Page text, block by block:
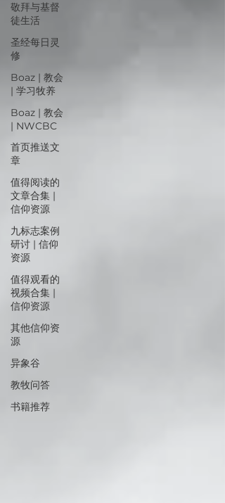
敬拜与基督
徒生活
圣经每日灵
修
Boaz | 教会
| 学习牧养
Boaz | 教会
| NWCBC
首页推送文
章
值得阅读的
文章合集 |
信仰资源
九标志案例
研讨 | 信仰
资源
值得观看的
视频合集 |
信仰资源
其他信仰资
源
异象谷
教牧问答
书籍推荐